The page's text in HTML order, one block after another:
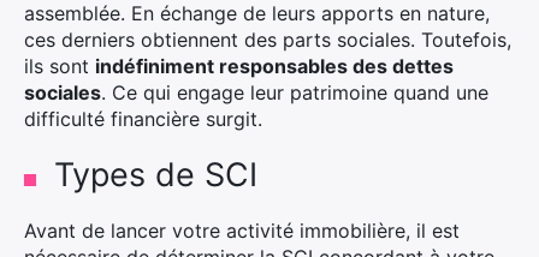
assemblée. En échange de leurs apports en nature,
ces derniers obtiennent des parts sociales. Toutefois,
ils sont indéfiniment responsables des dettes
sociales. Ce qui engage leur patrimoine quand une
difficulté financière surgit.
Types de SCI
Avant de lancer votre activité immobilière, il est